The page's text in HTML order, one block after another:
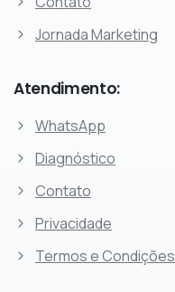
Jornada Marketing
Atendimento:
WhatsApp
Diagnóstico
Contato
Privacidade
Termos e Condições